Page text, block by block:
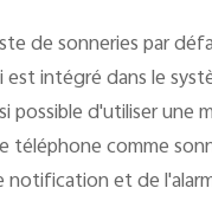
de sonneries par
intégré dans le
possible d'utiliser une
téléphone comme
notification et de